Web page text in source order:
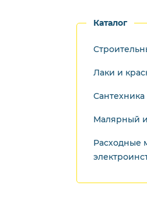
Каталог
Лаки и
Сантехника
Малярный
Расходные